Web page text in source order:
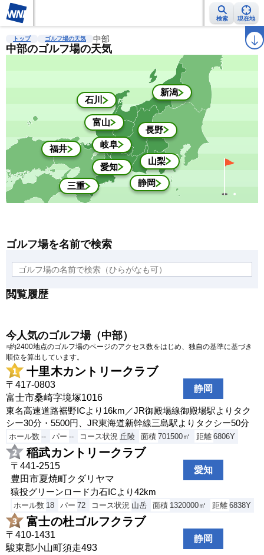
検索 現在地
雨雲レーダー 台風情報 ラ
トップ ゴルフ場の天気 中部
中部のゴルフ場の天気
静岡
愛知
岐阜
山梨
長野
新潟
富山
石川
福井
三重
ゴルフ場を名前で検索
閲覧履歴
今人気のゴルフ場（中部）
※約2400地点のゴルフ場のページのアクセス数をはじめ、独自の基準に基づき
順位を算出しています。
十里木カントリークラブ
静岡
〒417-0803
富士市桑崎字境塚1016
東名高速道路裾野ICより16km／JR御殿場線御殿場駅よりタク
シー30分・5500円、JR東海道新幹線三島駅よりタクシー50分
ホール数 -- パー -- コース状況 丘陵 面積 701500㎡ 距離 6806Y
稲武カントリークラブ
愛知
〒441-2515
豊田市夏焼町クダリヤマ
猿投グリーンロード力石ICより42km
ホール数 18 パー 72 コース状況 山岳 面積 1320000㎡ 距離 6838Y
富士の杜ゴルフクラブ
静岡
〒410-1431
駿東郡小山町須走493